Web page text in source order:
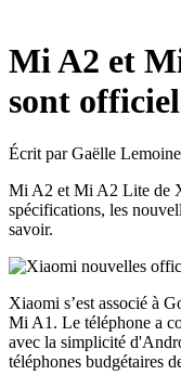
Mi A2 et
sont
Écrit par Gaëlle
Mi A2 et Mi A2 Lite de
spécifications, les
savoir.
Xiaomi s’est associé à
Mi A1. Le téléphone a
avec la simplicité
téléphones budgétaires